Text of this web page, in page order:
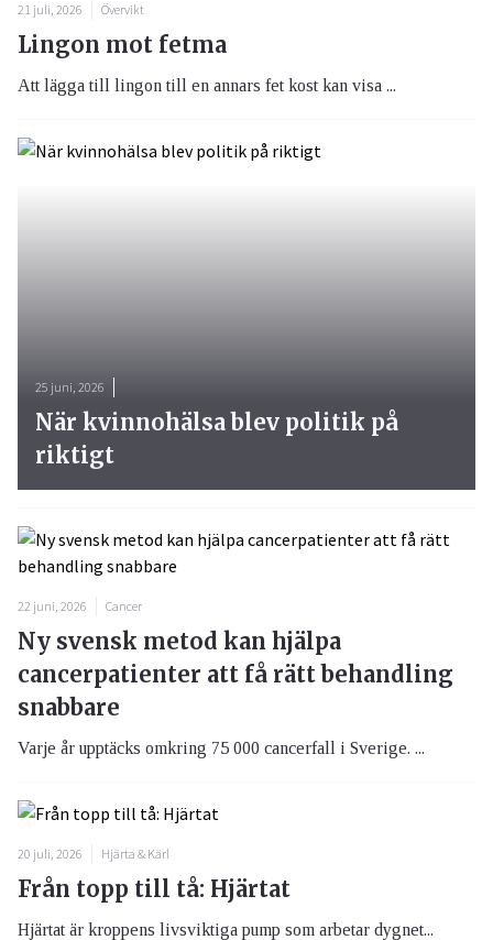
21 juli, 2026 Övervikt
Lingon mot fetma
Att lägga till lingon till en annars fet kost kan visa ...
25 juni, 2026
När kvinnohälsa blev politik på
riktigt
22 juni, 2026 Cancer
Ny svensk metod kan hjälpa
cancerpatienter att få rätt behandling
snabbare
Varje år upptäcks omkring 75 000 cancerfall i Sverige. ...
20 juli, 2026 Hjärta & Kärl
Från topp till tå: Hjärtat
Hjärtat är kroppens livsviktiga pump som arbetar dygnet...